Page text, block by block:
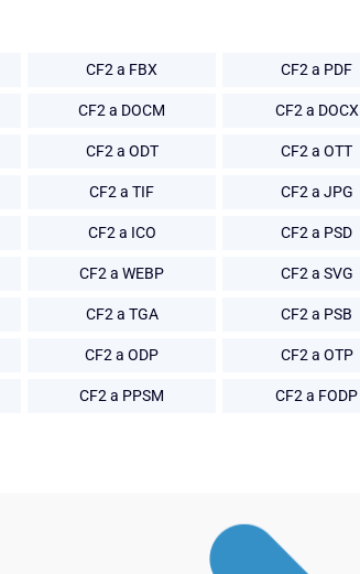
CF2 a FBX CF2 a PDF
CF2 a DOCM CF2 a DOCX
CF2 a ODT CF2 a OTT
CF2 a TIF CF2 a JPG
CF2 a ICO CF2 a PSD
CF2 a WEBP CF2 a SVG
CF2 a TGA CF2 a PSB
CF2 a ODP CF2 a OTP
CF2 a PPSM CF2 a FODP